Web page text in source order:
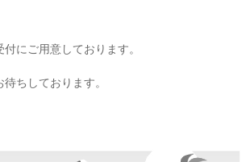
にご用意しております。
ちしております。